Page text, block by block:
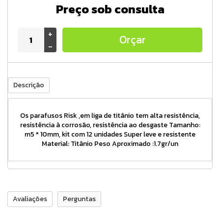
Preço sob consulta
+
-
Orçar
Descrição
Os parafusos Risk ,em liga de titânio tem alta resistência,
resistência à corrosão, resistência ao desgaste Tamanho:
m5 * 10mm, kit com 12 unidades Super leve e resistente
Material: Titânio Peso Aproximado :1.7gr/un
Avaliações Perguntas